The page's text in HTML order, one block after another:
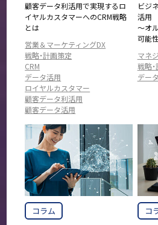
顧客データ利活用で実現するロ
イヤルカスタマーへのCRM戦略
とは
営業＆マーケティングDX
戦略・計画策定
CRM
データ活用
ロイヤルカスタマー
顧客データ利活用
顧客データ活用
ビジ
活用
～オ
可能
マネ
戦略
デー
コラム コ